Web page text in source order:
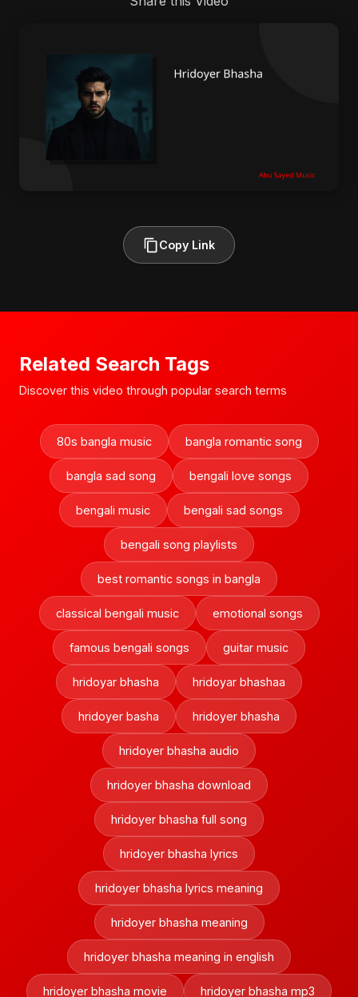
Copy Link
Related Search Tags
Discover this video through popular search terms
80s bangla music bangla romantic song
bangla sad song bengali love songs
bengali music bengali sad songs
bengali song playlists
best romantic songs in bangla
classical bengali music emotional songs
famous bengali songs guitar music
hridoyar bhasha hridoyar bhashaa
hridoyer basha hridoyer bhasha
hridoyer bhasha audio
hridoyer bhasha download
hridoyer bhasha full song
hridoyer bhasha lyrics
hridoyer bhasha lyrics meaning
hridoyer bhasha meaning
hridoyer bhasha meaning in english
hridoyer bhasha movie hridoyer bhasha mp3